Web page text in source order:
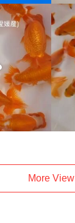
More View